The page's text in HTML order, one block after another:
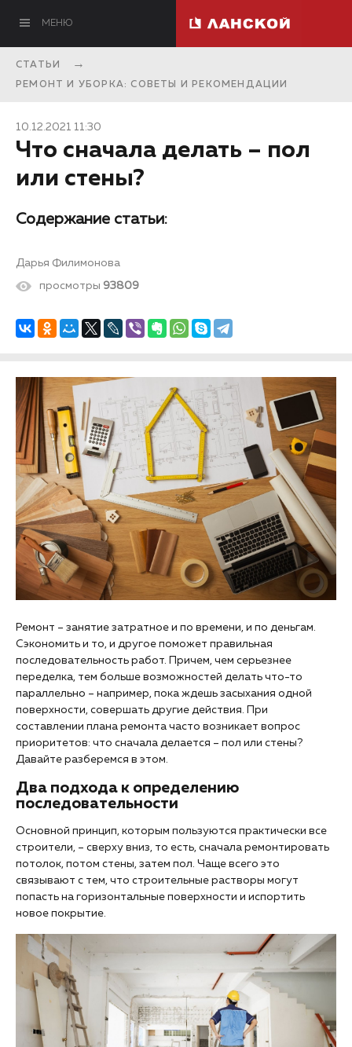
МЕНЮ
СТАТЬИ
РЕМОНТ И УБОРКА: СОВЕТЫ И РЕКОМЕНДАЦИИ
10.12.2021 11:30
Что сначала делать – пол
или стены?
Содержание статьи:
Дарья Филимонова
просмотры 93809
Ремонт – занятие затратное и по времени, и по деньгам.
Сэкономить и то, и другое поможет правильная
последовательность работ. Причем, чем серьезнее
переделка, тем больше возможностей делать что-то
параллельно – например, пока ждешь засыхания одной
поверхности, совершать другие действия. При
составлении плана ремонта часто возникает вопрос
приоритетов: что сначала делается – пол или стены?
Давайте разберемся в этом.
Два подхода к определению
последовательности
Основной принцип, которым пользуются практически все
строители, – сверху вниз, то есть, сначала ремонтировать
потолок, потом стены, затем пол. Чаще всего это
связывают с тем, что строительные растворы могут
попасть на горизонтальные поверхности и испортить
новое покрытие.